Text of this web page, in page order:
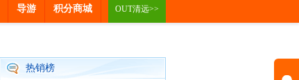
导游 积分商城 OUT清远>>
热销榜